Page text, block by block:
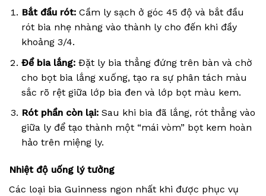
Bắt đầu rót:Cầm ly sạch ở góc 45 độ và bắt đầu
rót bia nhẹ nhàng vào thành ly cho đến khi đầy
khoảng 3/4.
Để bia lắng:Đặt ly bia thẳng đứng trên bàn và chờ
cho bọt bia lắng xuống, tạo ra sự phân tách màu
sắc rõ rệt giữa lớp bia đen và lớp bọt màu kem.
Rót phần còn lại:Sau khi bia đã lắng, rót thẳng vào
giữa ly để tạo thành một “mái vòm” bọt kem hoàn
hảo trên miệng ly.
Nhiệt độ uống lý tưởng
Các loại bia Guinness ngon nhất khi được phục vụ